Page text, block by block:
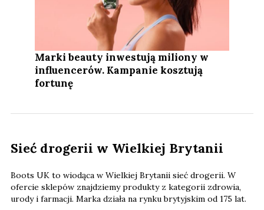
Marki beauty inwestują miliony w
influencerów. Kampanie kosztują
fortunę
Sieć drogerii w Wielkiej Brytanii
Boots UK to wiodąca w Wielkiej Brytanii sieć drogerii. W
ofercie sklepów znajdziemy produkty z kategorii zdrowia,
urody i farmacji. Marka działa na rynku brytyjskim od 175 lat.